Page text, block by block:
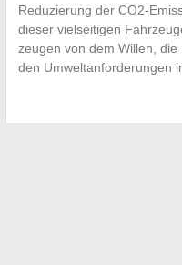
Reduzierung der CO2-
dieser vielseitigen
zeugen von dem Willen,
den Umweltanforderungen